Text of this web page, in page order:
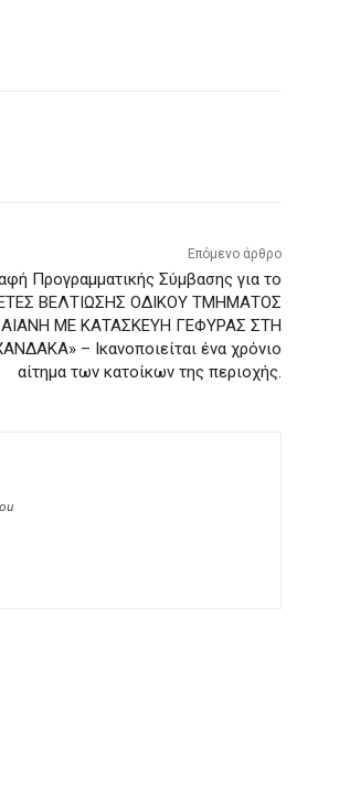
Επόμενο άρθρο
Προγραμματικής Σύμβασης για το
ΒΕΛΤΙΩΣΗΣ ΟΔΙΚΟΥ ΤΜΗΜΑΤΟΣ
ΑΙΑΝΗ ΜΕ ΚΑΤΑΣΚΕΥΗ ΓΕΦΥΡΑΣ ΣΤΗ
– Ικανοποιείται ένα χρόνιο
αίτημα των κατοίκων της περιοχής.